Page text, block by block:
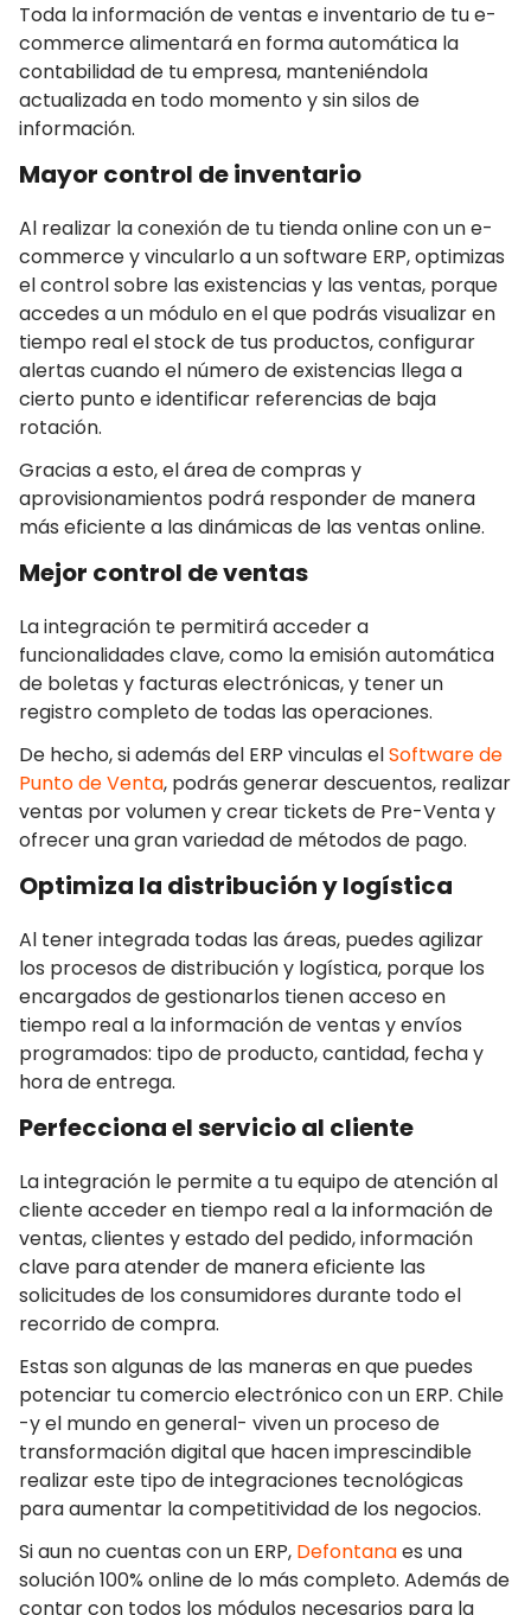
Toda la información de ventas e inventario de tu e-
commerce alimentará en forma automática la
contabilidad de tu empresa, manteniéndola
actualizada en todo momento y sin silos de
información.
Mayor control de inventario
Al realizar la conexión de tu tienda online con un e-
commerce y vincularlo a un software ERP, optimizas
el control sobre las existencias y las ventas, porque
accedes a un módulo en el que podrás visualizar en
tiempo real el stock de tus productos, configurar
alertas cuando el número de existencias llega a
cierto punto e identificar referencias de baja
rotación.
Gracias a esto, el área de compras y
aprovisionamientos podrá responder de manera
más eficiente a las dinámicas de las ventas online.
Mejor control de ventas
La integración te permitirá acceder a
funcionalidades clave, como la emisión automática
de boletas y facturas electrónicas, y tener un
registro completo de todas las operaciones.
De hecho, si además del ERP vinculas elSoftware de
Punto de Venta, podrás generar descuentos, realizar
ventas por volumen y crear tickets de Pre-Venta y
ofrecer una gran variedad de métodos de pago.
Optimiza la distribución y logística
Al tener integrada todas las áreas, puedes agilizar
los procesos de distribución y logística, porque los
encargados de gestionarlos tienen acceso en
tiempo real a la información de ventas y envíos
programados: tipo de producto, cantidad, fecha y
hora de entrega.
Perfecciona el servicio al cliente
La integración le permite a tu equipo de atención al
cliente acceder en tiempo real a la información de
ventas, clientes y estado del pedido, información
clave para atender de manera eficiente las
solicitudes de los consumidores durante todo el
recorrido de compra.
Estas son algunas de las maneras en que puedes
potenciar tu comercio electrónico con un ERP. Chile
-y el mundo en general- viven un proceso de
transformación digital que hacen imprescindible
realizar este tipo de integraciones tecnológicas
para aumentar la competitividad de los negocios.
Si aun no cuentas con un ERP, Defontanaes una
solución 100% online de lo más completo. Además de
contar con todos los módulos necesarios para la